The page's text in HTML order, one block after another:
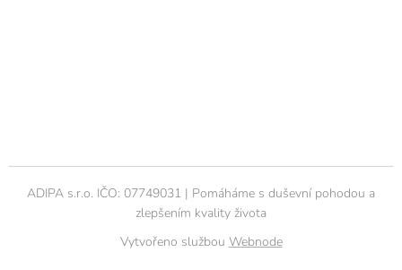
ADIPA s.r.o. IČO: 07749031 | Pomáháme s duševní pohodou a
zlepšením kvality života
Vytvořeno službou Webnode